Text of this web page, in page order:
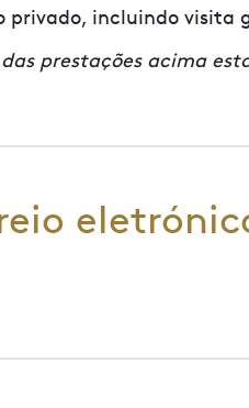
privado, incluindo visita
prestações acima